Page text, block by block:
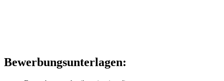
Bewerbungsunterlagen: